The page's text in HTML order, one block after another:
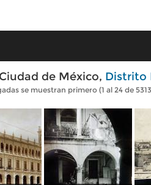
de México, Distrito
se muestran primero (1 al 24 de